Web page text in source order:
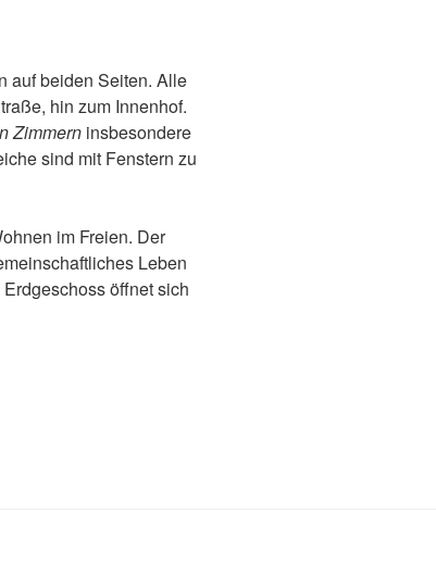
auf beiden Seiten. Alle
hin zum Innenhof.
Zimmern insbesondere
sind mit Fenstern zu
im Freien. Der
Leben
öffnet sich